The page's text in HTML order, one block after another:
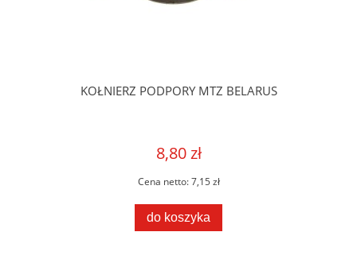
KOŁNIERZ PODPORY MTZ BELARUS
8,80 zł
Cena netto:7,15 zł
do koszyka